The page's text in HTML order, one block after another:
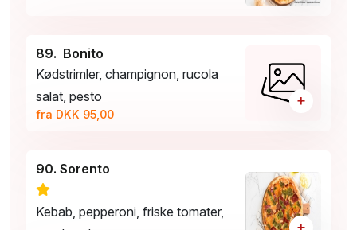
89. Bonito
Kødstrimler, champignon, rucola
salat, pesto
fra DKK 95,00
+
90. Sorento
Kebab, pepperoni, friske tomater,